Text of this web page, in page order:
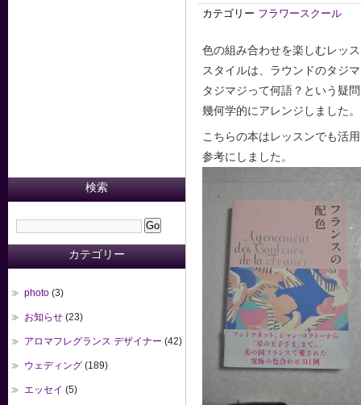
カテゴリー フラワースクール
色の組み合わせを楽しむレッ
スタイルは、ラウンドのタジ
タジマジって何語？という疑
幾何学的にアレンジしました。
こちらの本はレッスンでも活
参考にしました。
検索
カテゴリー
photo (3)
お知らせ (23)
アロマフレグランス デザイナー (42)
ウェディング (189)
エッセイ (5)